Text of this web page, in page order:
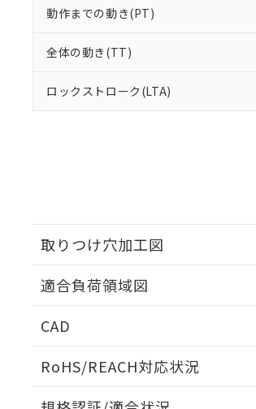
動作までの動き(PT)
全体の動き(TT)
ロックストローク(LTA)
取りつけ穴加工図
適合負荷領域図
CAD
RoHS/REACH対応状況